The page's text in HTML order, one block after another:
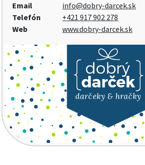
Email
info@dobry-darcek.sk
Telefón
+421 917 902 278
Web
www.dobry-darcek.sk